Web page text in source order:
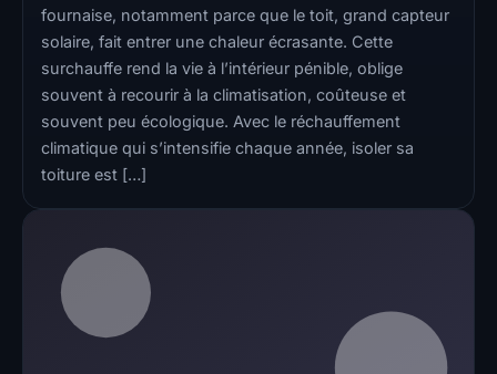
fournaise, notamment parce que le toit, grand capteur
solaire, fait entrer une chaleur écrasante. Cette
surchauffe rend la vie à l’intérieur pénible, oblige
souvent à recourir à la climatisation, coûteuse et
souvent peu écologique. Avec le réchauffement
climatique qui s’intensifie chaque année, isoler sa
toiture est […]